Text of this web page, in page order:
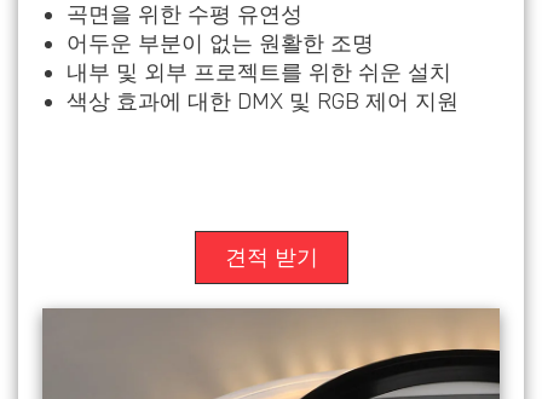
곡면을 위한 수평 유연성
어두운 부분이 없는 원활한 조명
내부 및 외부 프로젝트를 위한 쉬운 설치
색상 효과에 대한 DMX 및 RGB 제어 지원
견적 받기